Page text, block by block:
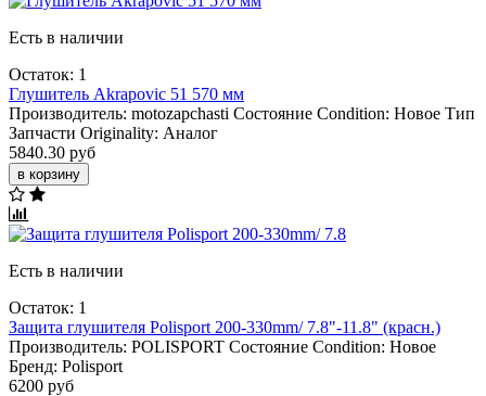
Есть в наличии
Остаток: 1
Глушитель Akrapovic 51 570 мм
Производитель: motozapchasti Состояние Condition: Новое Тип
Запчасти Originality: Аналог
5840.30 руб
в корзину
Есть в наличии
Остаток: 1
Защита глушителя Polisport 200-330mm/ 7.8"-11.8" (красн.)
Производитель: POLISPORT Состояние Condition: Новое
Бренд: Polisport
6200 руб